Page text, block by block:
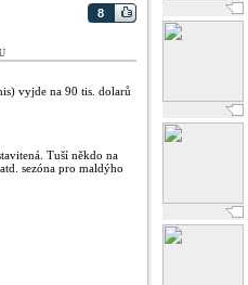
8
vyjde na 90 tis. dolarů
Tuší někdo na
sezóna pro maldýho